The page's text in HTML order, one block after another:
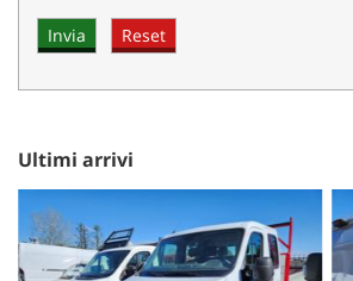
Ultimi arrivi